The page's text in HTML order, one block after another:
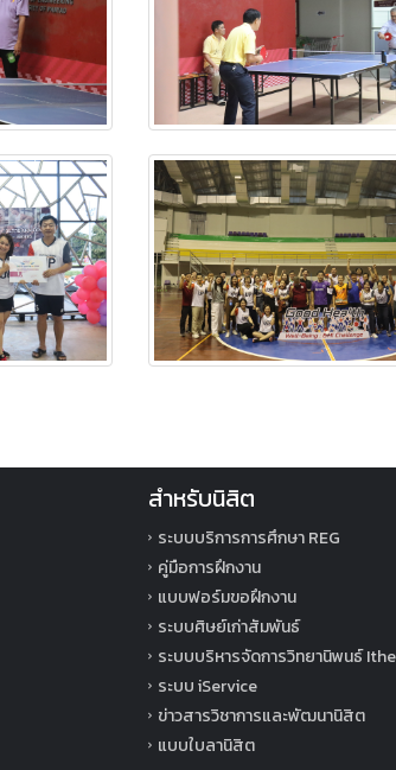
สำหรับนิสิต
ระบบบริการการศึกษา REG
คู่มือการฝึกงาน
แบบฟอร์มขอฝึกงาน
ระบบศิษย์เก่าสัมพันธ์
ระบบบริหารจัดการวิทยานิพนธ์
ระบบ iService
ข่าวสารวิชาการและพัฒนานิสิต
แบบใบลานิสิต